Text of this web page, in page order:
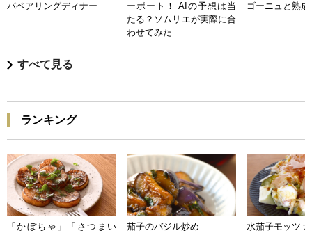
バペアリングディナー
ーポート！ AIの予想は当
たる？ソムリエが実際に合
わせてみた
ゴーニュと熟
すべて見る
ランキング
「かぼちゃ」「さつまい
茄子のバジル炒め 水茄子モッツァ